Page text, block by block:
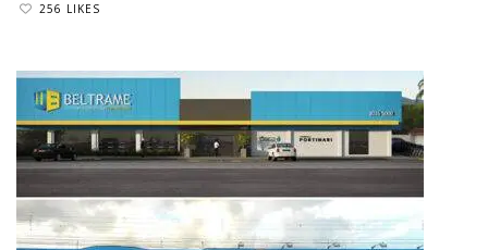
256 LIKES